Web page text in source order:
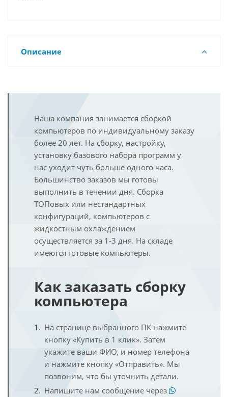
Описание
Наша компания занимается сборкой
компьютеров по индивидуальному заказу
более 20 лет. На сборку, настройку,
установку базового набора программ у
нас уходит чуть больше одного часа.
Большинство заказов мы готовы
выполнить в течении дня. Сборка
ТОПовых или нестандартных
конфигураций, компьютеров с
жидкостным охлаждением
осуществляется за 1-3 дня. На складе
имеются готовые компьютеры.
Как заказать сборку
компьютера
На странице выбранного ПК нажмите
кнопку «Купить в 1 клик». Затем
укажите ваши ФИО, и номер телефона
и нажмите кнопку «Отправить». Мы
позвоним, что бы уточнить детали.
Напишите нам сообщение через